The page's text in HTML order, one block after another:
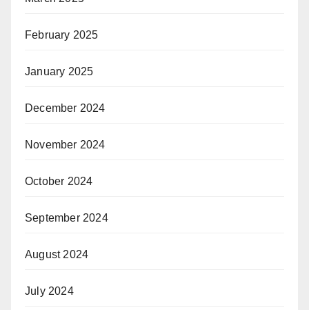
February 2025
January 2025
December 2024
November 2024
October 2024
September 2024
August 2024
July 2024